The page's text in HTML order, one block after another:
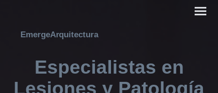
EmergeArquitectura
Especialistas en
Lesiones y Patología